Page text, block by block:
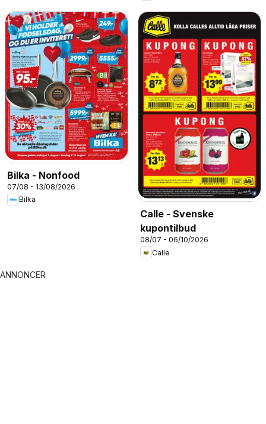
Bilka - Nonfood
07/08 - 13/08/2026
Bilka
Calle - Svenske
kupontilbud
08/07 - 06/10/2026
Calle
ANNONCER